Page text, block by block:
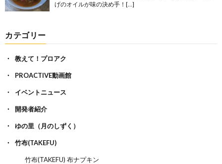
げのオイルが味の決め手！[…]
カテゴリー
教えて！プロアク
PROACTIVE動画館
イベントニュース
開発者紹介
ゆの里（月のしずく）
竹布(TAKEFU)
竹布(TAKEFU) 布ナプキン